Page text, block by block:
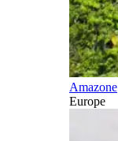
Amazone
Europe